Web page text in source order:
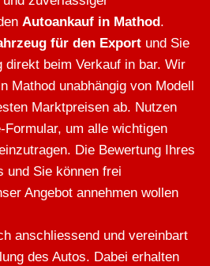
Autoankauf in Mathod.
für den Export und Sie
direkt beim Verkauf in bar. Wir
Mathod unabhängig von Modell
Marktpreisen ab. Nutzen
Formular, um alle wichtigen
Die Bewertung Ihres
und Sie können frei
Angebot annehmen wollen
anschliessend und vereinbart
des Autos. Dabei erhalten